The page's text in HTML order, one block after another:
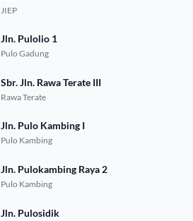
JIEP
Jln. Pulolio 1
Pulo Gadung
Sbr. Jln. Rawa Terate III
Rawa Terate
Jln. Pulo Kambing I
Pulo Kambing
Jln. Pulokambing Raya 2
Pulo Kambing
Jln. Pulosidik